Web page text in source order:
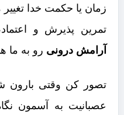
زمان یا حکمت خدا
تمرین پذیرش و
آرامش درونی رو به ما
تصور کن وقتی بارون
عصبانیت به آسمون